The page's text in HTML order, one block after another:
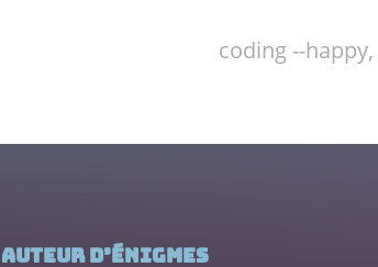
coding --happy,
Auteur d’énigmes